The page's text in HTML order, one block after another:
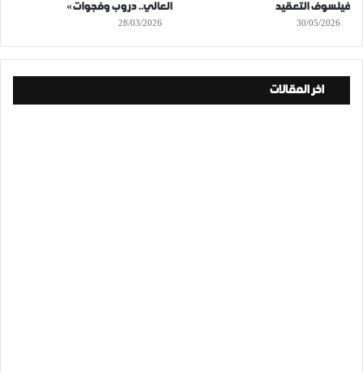
فيلسوف التعقيد
30/05/2026
العالي.. دروب وفجوات»
28/03/2026
اخر المقالات